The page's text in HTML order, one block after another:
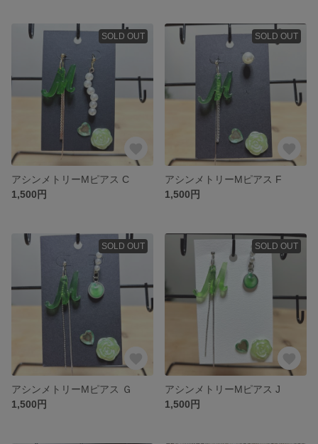
SOLD OUT
アシンメトリーMピアス C
1,500円
SOLD OUT
アシンメトリーMピアス F
1,500円
SOLD OUT
アシンメトリーMピアス Ｇ
1,500円
SOLD OUT
アシンメトリーMピアス J
1,500円